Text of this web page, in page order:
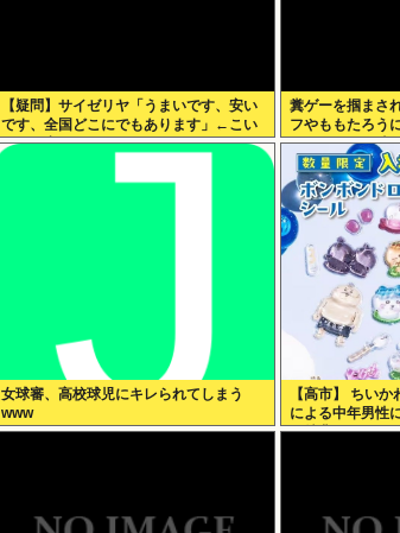
【疑問】サイゼリヤ「うまいです、安い
です、全国どこにでもあります」←こい
つの弱点
糞ゲーを掴まさ
フやももたろう
できなくなる時
女球審、高校球児にキレられてしまう
www
【高市】 ちい
による中年男性
画特典をおねだ